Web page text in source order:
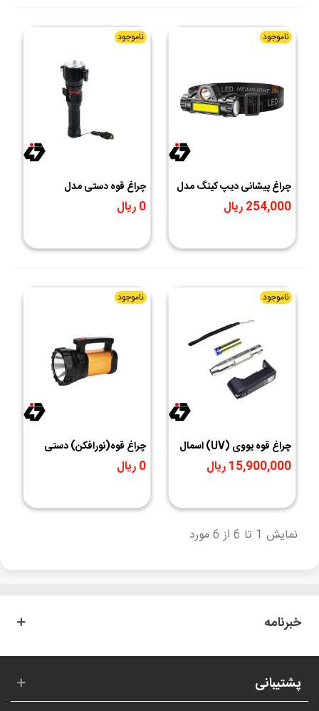
ناموجود
چراغ پیشانی دیپ کینگ مدل
DK-363
254,000 ریال
ناموجود
چراغ قوه دستی مدل
ESCAPE RESCUE P50
0 ریال
ناموجود
چراغ قوه یووی (UV) اسمال
R031
15,900,000 ریال
ناموجود
چراغ قوه(نورافکن) دستی
ویداسی مدل WD-576
0 ریال
نمایش 1 تا 6 از 6 مورد
خبرنامه
پشتیبانی